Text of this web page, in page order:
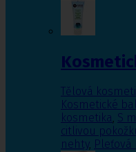
Tělová
Kosmetické
kosmetika, S
citlivou
nehty, Pleťová